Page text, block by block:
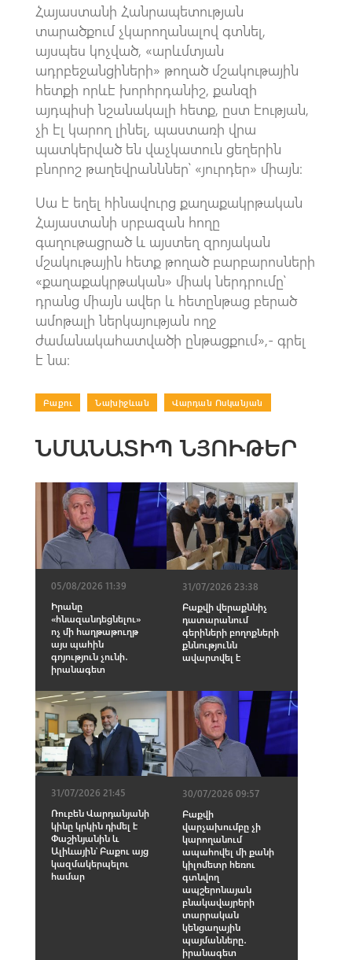
Հայաստանի Հանրապետության
տարածքում չկարողանալով գտնել,
այսպես կոչված, «արևմտյան
ադրբեջանցիների» թողած մշակութային
հետքի որևէ խորհրդանիշ, քանզի
այդպիսի նշանակալի հետք, ըստ էության,
չի էլ կարող լինել, պաստառի վրա
պատկերված են վաչկատուն ցեղերին
բնորոշ թաղեվրանններ՝ «յուրդեր» միայն։
Սա է եղել հինավուրց քաղաքակրթական
Հայաստանի սրբազան հողը
գաղութացրած և այստեղ զրոյական
մշակութային հետք թողած բարբարոսների
«քաղաքակրթական» միակ ներդրումը՝
դրանց միայն ավեր և հետընթաց բերած
ամոթալի ներկայության ողջ
ժամանակահատվածի ընթացքում»,- գրել
է նա։
Բաքու Նախիջևան Վարդան Ոսկանյան
ՆՄԱՆԱՏԻՊ ՆՅՈՒԹԵՐ
05/08/2026 11:39
Իրանը
«հնազանդեցնելու»
ոչ մի հաղթաթուղթ
այս պահին
գոյություն չունի․
իրանագետ
31/07/2026 23:38
Բաքվի վերաքննիչ
դատարանում
գերիների բողոքների
քննությունն
ավարտվել է
31/07/2026 21:45
Ռուբեն Վարդանյանի
կինը կրկին դիմել է
Փաշինյանին և
Ալիևային՝ Բաքու այց
կազմակերպելու
համար
30/07/2026 09:57
Բաքվի
վարչախումբը չի
կարողանում
ապահովել մի քանի
կիլոմետր հեռու
գտնվող
ապշերոնայան
բնակավայրերի
տարրական
կենցաղային
պայմանները․
իրանագետ